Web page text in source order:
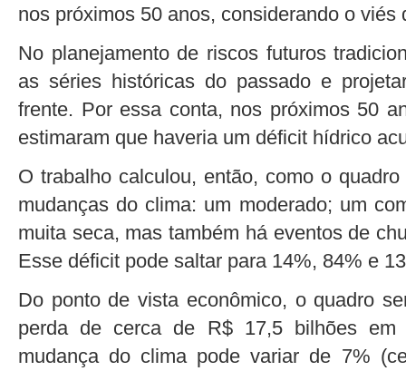
nos próximos 50 anos, considerando o viés
No planejamento de riscos futuros
as séries históricas do passado e
frente. Por essa conta, nos próximos 50
estimaram que haveria um déficit hídrico
O trabalho calculou, então, como o
mudanças do clima: um moderado; um
muita seca, mas também há eventos de
Esse déficit pode saltar para 14%, 84% e
Do ponto de vista econômico, o quadro
perda de cerca de R$ 17,5 bilhões
mudança do clima pode variar de 7%